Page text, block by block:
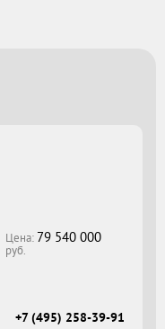
Цена: 79 540 000
руб.
+7 (495) 258-39-91